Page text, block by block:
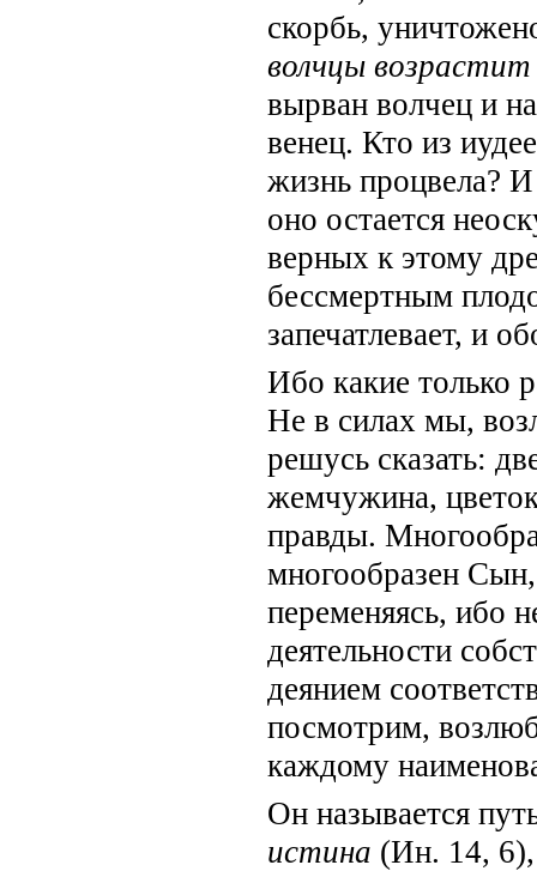
скорбь,
волчцы
вырван волчец и
венец. Кто из
жизнь процвела?
оно остается
верных к этому
бессмертным
запечатлевает, и
Ибо какие только
Не в силах мы,
решусь сказать:
жемчужина,
правды.
многообразен
переменяясь, ибо
деятельности
деянием
посмотрим,
каждому
Он называется
истина (Ин. 14, 6),